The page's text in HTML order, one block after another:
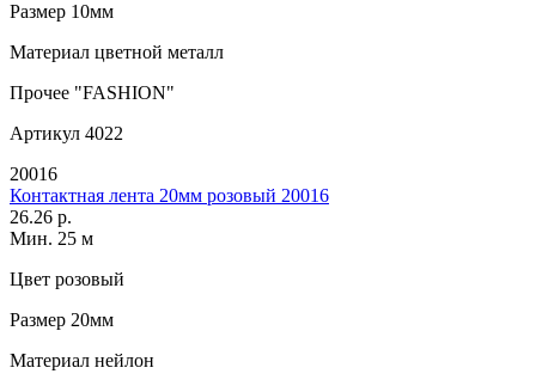
Размер 10мм
Материал цветной металл
Прочее "FASHION"
Артикул 4022
20016
Контактная лента 20мм розовый 20016
26.26 р.
Мин. 25 м
Цвет розовый
Размер 20мм
Материал нейлон